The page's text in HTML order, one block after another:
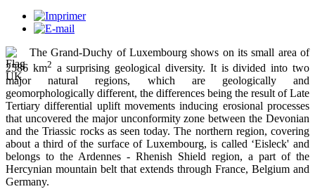
The Grand-Duchy of Luxembourg shows on its small area of
2586 km2 a surprising geological diversity. It is divided into two
major natural regions, which are geologically and
geomorphologically different, the differences being the result of Late
Tertiary differential uplift movements inducing erosional processes
that uncovered the major unconformity zone between the Devonian
and the Triassic rocks as seen today. The northern region, covering
about a third of the surface of Luxembourg, is called ‘Eisleck' and
belongs to the Ardennes - Rhenish Shield region, a part of the
Hercynian mountain belt that extends through France, Belgium and
Germany.